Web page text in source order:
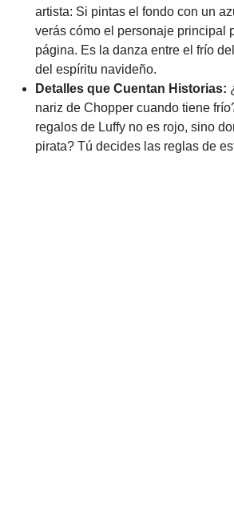
artista: Si pintas el fondo con un
verás cómo el personaje principal
página. Es la danza entre el frío
del espíritu navideño.
Detalles que Cuentan Historias:
nariz de Chopper cuando tiene
regalos de Luffy no es rojo, sino
pirata? Tú decides las reglas de